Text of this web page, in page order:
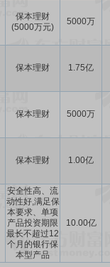
保本理财
(5000万元)
5000万
保本理财 1.75亿
保本理财 5000万
保本理财 1.00亿
安全性高、流
动性好,满足保
本要求、单项
产品投资期限
最长不超过12
个月的银行保
本型产品
10.00亿